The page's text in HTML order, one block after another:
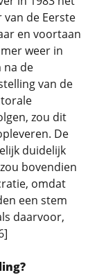
de Eerste
en voortaan
weer in
na de
van de
zou dit
De
duidelijk
bovendien
omdat
een stem
daarvoor,